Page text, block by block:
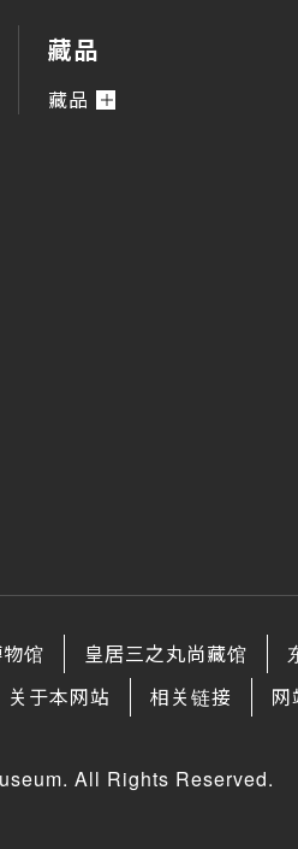
藏品
藏品
馆 皇居三之丸尚藏馆
关于本网站 相关链接 网
All Rights Reserved.